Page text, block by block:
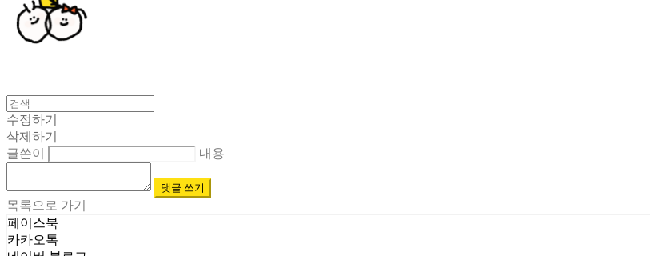
수정하기
삭제하기
글쓴이
내용
댓글 쓰기
목록으로 가기
페이스북
카카오톡